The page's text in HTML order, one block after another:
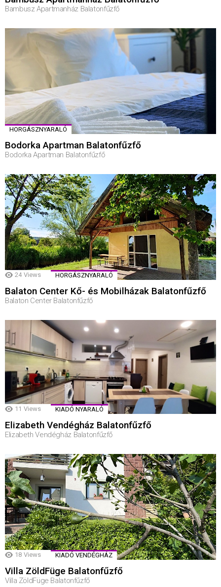
Bambusz Apartmanház Balatonfűzfő
HORGÁSZNYARALÓ
Bodorka Apartman Balatonfűzfő
Bodorka Apartman Balatonfűzfő
24 Views HORGÁSZNYARALÓ
Balaton Center Kő- és Mobilházak Balatonfűzfő
Balaton Center Balatonfűzfő
11 Views KIADÓ NYARALÓ
Elizabeth Vendégház Balatonfűzfő
Elizabeth Vendégház Balatonfűzfő
18 Views KIADÓ VENDÉGHÁZ
Villa ZöldFüge Balatonfűzfő
Villa ZöldFüge Balatonfűzfő